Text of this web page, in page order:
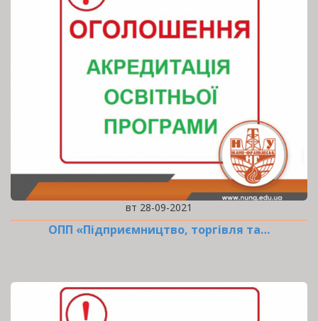
вт 28-09-2021
ОПП «Підприємництво, торгівля та…